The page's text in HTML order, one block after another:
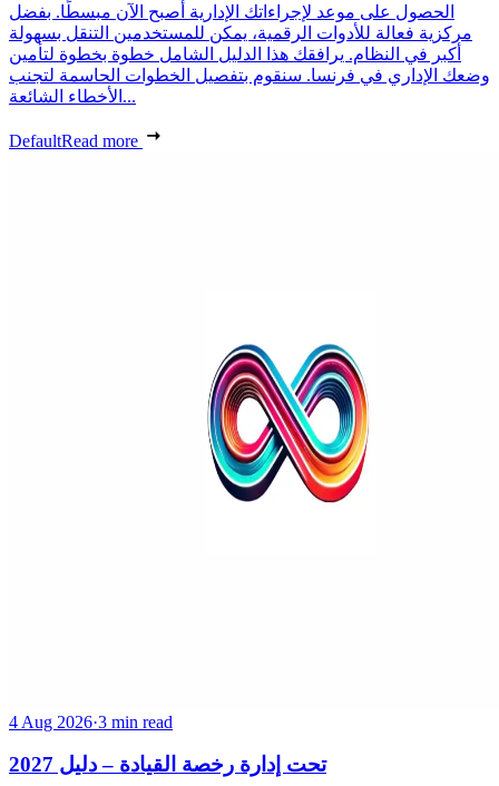
الحصول على موعد لإجراءاتك الإدارية أصبح الآن مبسطًا. بفضل
مركزية فعالة للأدوات الرقمية، يمكن للمستخدمين التنقل بسهولة
أكبر في النظام. يرافقك هذا الدليل الشامل خطوة بخطوة لتأمين
وضعك الإداري في فرنسا. سنقوم بتفصيل الخطوات الحاسمة لتجنب
الأخطاء الشائعة...
DefaultRead more
4 Aug 2026·3 min read
تحت إدارة رخصة القيادة – دليل 2027